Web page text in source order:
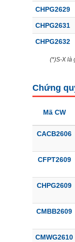
CHPG2629
CHPG2631
CHPG2632
(*)S-X là
Chứng
Mã CW
CACB2606
CFPT2609
CHPG2609
CMBB2609
CMWG2610